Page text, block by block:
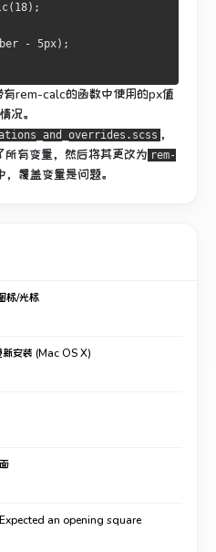
- 5px);
rem-calc的函数中使用的px值
况。
，
所有变量，然后将其更改为 rem-
覆盖变量是问题。
标/光标
安装 (Mac OS X)
an opening square